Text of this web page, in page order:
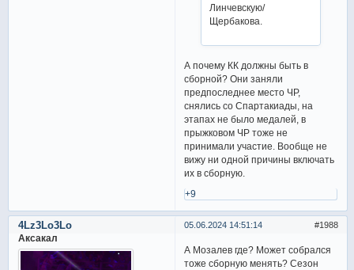
Линчевскую/
Щербакова.
А почему КК должны быть в
сборной? Они заняли
предпоследнее место ЧР,
снялись со Спартакиады, на
этапах не было медалей, в
прыжковом ЧР тоже не
принимали участие. Вообще не
вижу ни одной причины включать
их в сборную.
+9
1988
05.06.2024 14:51:14
4Lz3Lo3Lo
Аксакал
А Мозалев где? Может собрался
тоже сборную менять? Сезон